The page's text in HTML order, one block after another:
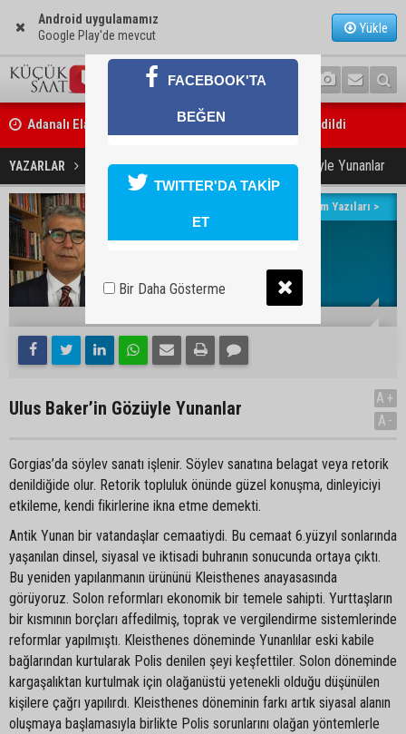
Android uygulamamız
Google Play'de mevcut
Yükle
Adanalı Elanur Ateş, U15 Milli Takım kampına davet edildi
Bakan Gürlek: “Hiçbir orman yangınının faili meçhul kalmasına
edilmeyecek”
YAZARLAR Hacı Hüseyin Kılınç Ulus Baker’in Gözüyle Yunanlar
Hacı Hüseyin Kılınç
Yazarın Tüm Yazıları >
Ulus Baker’in Gözüyle Yunanlar
A+
A-
Gorgias’da söylev sanatı işlenir. Söylev sanatına belagat veya retorik
denildiğide olur. Retorik topluluk önünde güzel konuşma, dinleyiciyi
etkileme, kendi fikirlerine ikna etme demekti.
Antik Yunan bir vatandaşlar cemaatiydi. Bu cemaat 6.yüzyıl sonlarında
yaşanılan dinsel, siyasal ve iktisadi buhranın sonucunda ortaya çıktı.
Bu yeniden yapılanmanın ürününü Kleisthenes anayasasında
görüyoruz. Solon reformları ekonomik bir temele sahipti. Yurttaşların
bir kısmının borçları affedilmiş, toprak ve vergilendirme sistemlerinde
reformlar yapılmıştı. Kleisthenes döneminde Yunanlılar eski kabile
bağlarından kurtularak Polis denilen şeyi keşfettiler. Solon döneminde
kargaşalıktan kurtulmak için olağanüstü yetenekli olduğu düşünülen
kişilere çağrı yapılırdı. Kleisthenes döneminin farkı artık siyasal alanın
oluşmaya başlamasıyla birlikte Polis sorunlarını olağan yöntemlerle
FACEBOOK'TA
BEĞEN
TWITTER'DA TAKİP
ET
Bir Daha Gösterme